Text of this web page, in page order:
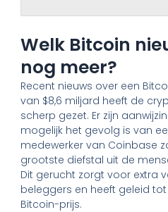
Welk Bitcoin
nog meer?
Recent nieuws over een
van $8,6 miljard heeft de
scherp gezet. Er zijn
mogelijk het gevolg is van
medewerker van Coinbase
grootste diefstal uit de
Dit gerucht zorgt voor extra
beleggers en heeft geleid
Bitcoin-prijs.